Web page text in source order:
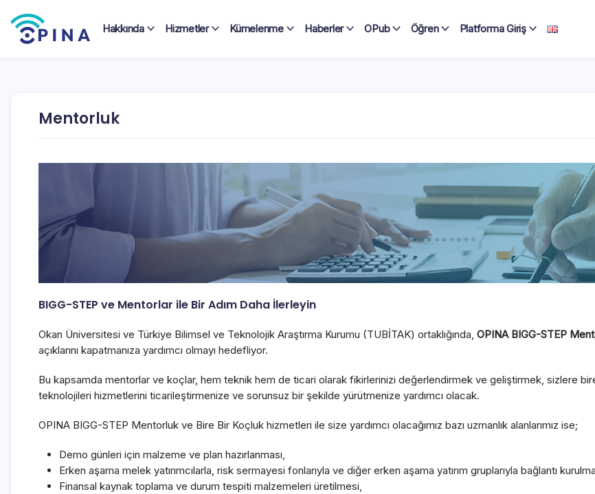
content
Hakkında Hizmetler Kümelenme Haberler OPub Öğren Platforma Giriş
Mentorluk
BIGG-STEP ve Mentorlar ile Bir Adım Daha İlerleyin
Okan Üniversitesi ve Türkiye Bilimsel ve Teknolojik Araştırma Kurumu (TUBİTAK) ortaklığında, OPINA BIGG-STEP
açıklarını kapatmanıza yardımcı olmayı hedefliyor.
Bu kapsamda mentorlar ve koçlar, hem teknik hem de ticari olarak fikirlerinizi değerlendirmek ve geliştirmek, sizlere
teknolojileri hizmetlerini ticarileştirmenize ve sorunsuz bir şekilde yürütmenize yardımcı olacak.
OPINA BIGG-STEP Mentorluk ve Bire Bir Koçluk hizmetleri ile size yardımcı olacağımız bazı uzmanlık alanlarımız ise;
Demo günleri için malzeme ve plan hazırlanması,
Erken aşama melek yatırımcılarla, risk sermayesi fonlarıyla ve diğer erken aşama yatırım gruplarıyla bağlantı
Finansal kaynak toplama ve durum tespiti malzemeleri üretilmesi,